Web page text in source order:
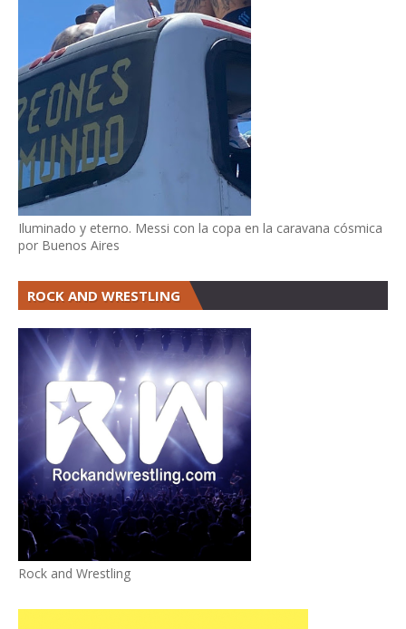
Iluminado y eterno. Messi con la copa en la caravana cósmica
por Buenos Aires
ROCK AND WRESTLING
Rock and Wrestling